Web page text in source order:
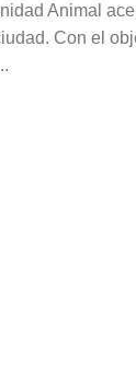
Animal
Con el